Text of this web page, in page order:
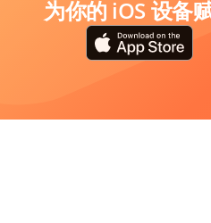
为你的 iOS 设备